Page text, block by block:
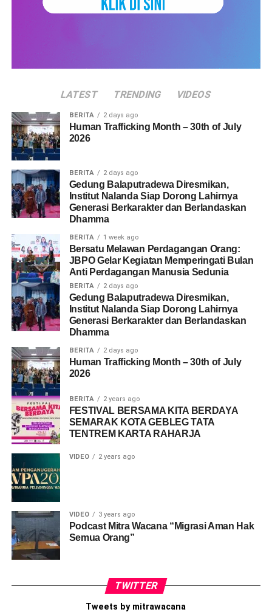
LATEST TRENDING VIDEOS
BERITA 2 days ago
Human Trafficking Month – 30th of July
2026
BERITA 2 days ago
Gedung Balaputradewa Diresmikan,
Institut Nalanda Siap Dorong Lahirnya
Generasi Berkarakter dan Berlandaskan
Dhamma
BERITA 1 week ago
Bersatu Melawan Perdagangan Orang:
JBPO Gelar Kegiatan Memperingati Bulan
Anti Perdagangan Manusia Sedunia
BERITA 2 days ago
Gedung Balaputradewa Diresmikan,
Institut Nalanda Siap Dorong Lahirnya
Generasi Berkarakter dan Berlandaskan
Dhamma
BERITA 2 days ago
Human Trafficking Month – 30th of July
2026
BERITA 2 years ago
FESTIVAL BERSAMA KITA BERDAYA
SEMARAK KOTA GEBLEG TATA
TENTREM KARTA RAHARJA
VIDEO 2 years ago
VIDEO 3 years ago
Podcast Mitra Wacana “Migrasi Aman Hak
Semua Orang”
TWITTER
Tweets by mitrawacana